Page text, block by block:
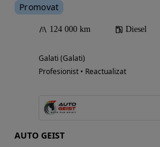
Promovat
124 000 km Diesel
Galati (Galati)
Profesionist • Reactualizat
AUTO GEIST